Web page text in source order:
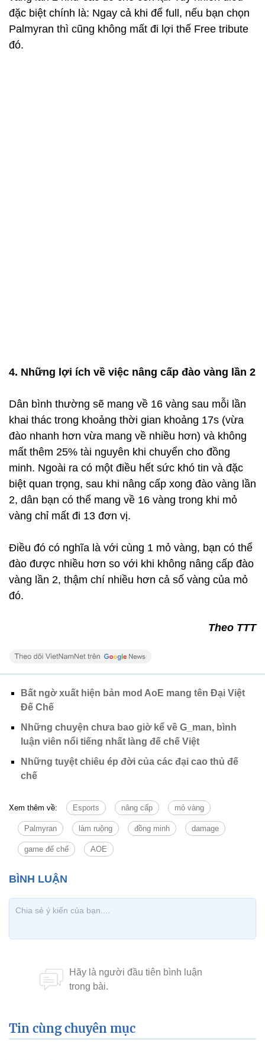
đặc biệt chính là: Ngay cả khi để full, nếu bạn chọn
Palmyran thì cũng không mất đi lợi thế Free tribute
đó.
4. Những lợi ích về việc nâng cấp đào vàng lần 2
Dân bình thường sẽ mang về 16 vàng sau mỗi lần
khai thác trong khoảng thời gian khoảng 17s (vừa
đào nhanh hơn vừa mang về nhiều hơn) và không
mất thêm 25% tài nguyên khi chuyển cho đồng
minh. Ngoài ra có một điều hết sức khó tin và đặc
biệt quan trọng, sau khi nâng cấp xong đào vàng lần
2, dân bạn có thể mang về 16 vàng trong khi mỏ
vàng chỉ mất đi 13 đơn vị.
Điều đó có nghĩa là với cùng 1 mỏ vàng, bạn có thể
đào được nhiều hơn so với khi không nâng cấp đào
vàng lần 2, thậm chí nhiều hơn cả số vàng của mỏ
đó.
Theo TTT
Bất ngờ xuất hiện bản mod AoE mang tên Đại Việt
Đế Chế
Những chuyện chưa bao giờ kể về G_man, bình
luận viên nổi tiếng nhất làng đế chế Việt
Những tuyệt chiêu ép đời của các đại cao thủ đế
chế
Xem thêm về: Esports nâng cấp mỏ vàng
Palmyran làm ruộng đồng minh damage
game đế chế AOE
Tin cùng chuyên mục